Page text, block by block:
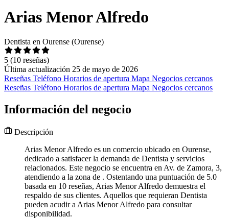
Arias Menor Alfredo
Dentista en Ourense (Ourense)
5 (10 reseñas)
Última actualización 25 de mayo de 2026
Reseñas Teléfono Horarios de apertura Mapa Negocios cercanos
Reseñas Teléfono Horarios de apertura Mapa Negocios cercanos
Información del negocio
Descripción
Arias Menor Alfredo es un comercio ubicado en Ourense,
dedicado a satisfacer la demanda de Dentista y servicios
relacionados. Este negocio se encuentra en Av. de Zamora, 3,
atendiendo a la zona de . Ostentando una puntuación de 5.0
basada en 10 reseñas, Arias Menor Alfredo demuestra el
respaldo de sus clientes. Aquellos que requieran Dentista
pueden acudir a Arias Menor Alfredo para consultar
disponibilidad.